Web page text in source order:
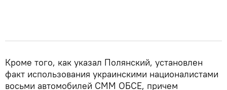
Кроме того, как указал Полянский, установлен
факт использования украинскими националистами
восьми автомобилей СММ ОБСЕ, причем